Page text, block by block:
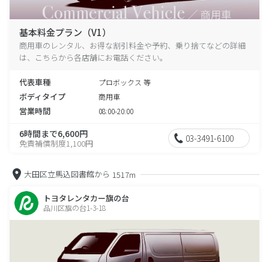
基本料金プラン（V1）
商用車のレンタル、お得な割引料金や予約、乗り捨てなどの詳細
は、こちらから各店舗にお電話ください。
代表車種 プロボックス 等
ボディタイプ 商用車
営業時間 08:00-20:00
6時間まで6,600円
免責補償制度1,100円 03-3491-6100
大田区立馬込図書館から 1517m
トヨタレンタカー旗の台
品川区旗の台1-3-18